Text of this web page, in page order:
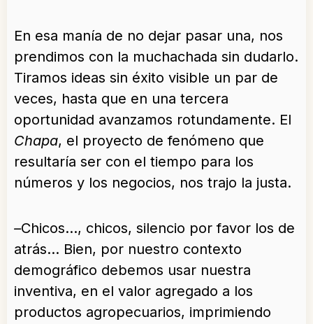
En esa manía de no dejar pasar una, nos
prendimos con la muchachada sin dudarlo.
Tiramos ideas sin éxito visible un par de
veces, hasta que en una tercera
oportunidad avanzamos rotundamente. El
Chapa, el proyecto de fenómeno que
resultaría ser con el tiempo para los
números y los negocios, nos trajo la justa.
–Chicos…, chicos, silencio por favor los de
atrás… Bien, por nuestro contexto
demográfico debemos usar nuestra
inventiva, en el valor agregado a los
productos agropecuarios, imprimiendo